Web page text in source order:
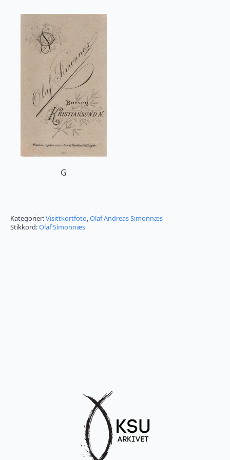
G
Kategorier:Visittkortfoto Olaf Andreas Simonnæs
Stikkord:Olaf Simonnæs